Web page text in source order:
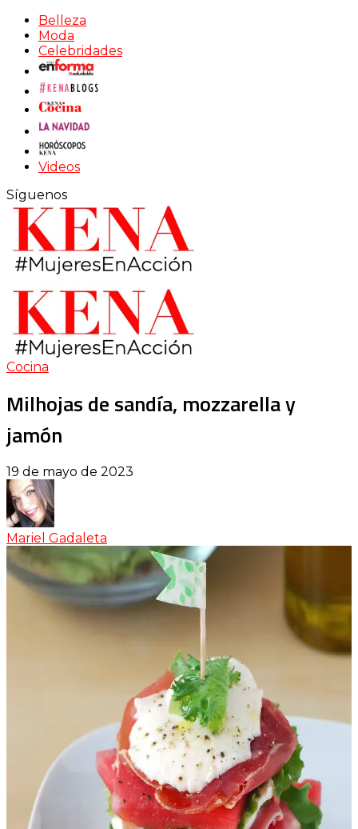
Belleza
Moda
Celebridades
Videos
Síguenos
Cocina
Milhojas de sandía, mozzarella y
jamón
19 de mayo de 2023
Mariel Gadaleta